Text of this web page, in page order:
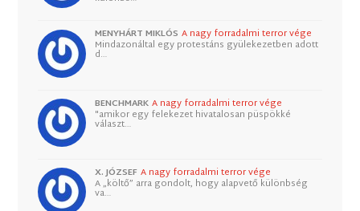
MENYHÁRT MIKLÓS A nagy forradalmi terror vége
Mindazonáltal egy protestáns gyülekezetben adott
d…
BENCHMARK A nagy forradalmi terror vége
"amikor egy felekezet hivatalosan püspökké
választ…
X. JÓZSEF A nagy forradalmi terror vége
A „költő” arra gondolt, hogy alapvető különbség
va…